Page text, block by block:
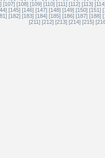
[107] [108] [109] [110] [111] [112] [113]
[145] [146] [147] [148] [149] [150] [151]
[182] [183] [184] [185] [186] [187] [188]
[211] [212] [213] [214] [215]